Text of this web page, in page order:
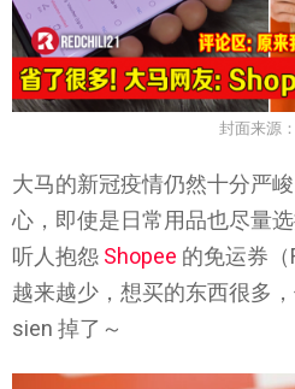
封面来源
大马的新冠疫情仍然十分严
心，即使是日常用品也尽量
听人抱怨 Shopee 的免运券（
越来越少，想买的东西很多
sien 掉了～